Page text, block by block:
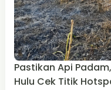
Pastikan Api
Hulu Cek Titik